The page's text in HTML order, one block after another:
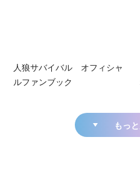
人狼サバイバル オフィシャ
ルファンブック
もっ